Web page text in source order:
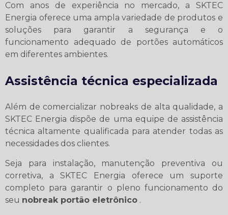
Com anos de experiência no mercado, a SKTEC
Energia oferece uma ampla variedade de produtos e
soluções para garantir a segurança e o
funcionamento adequado de portões automáticos
em diferentes ambientes.
Assistência técnica especializada
Além de comercializar nobreaks de alta qualidade, a
SKTEC Energia dispõe de uma equipe de assistência
técnica altamente qualificada para atender todas as
necessidades dos clientes.
Seja para instalação, manutenção preventiva ou
corretiva, a SKTEC Energia oferece um suporte
completo para garantir o pleno funcionamento do
seu nobreak portão eletrônico .